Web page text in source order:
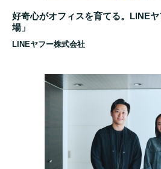
好奇心がオフィスを育てる。LINEヤ
場」
LINEヤフー株式会社